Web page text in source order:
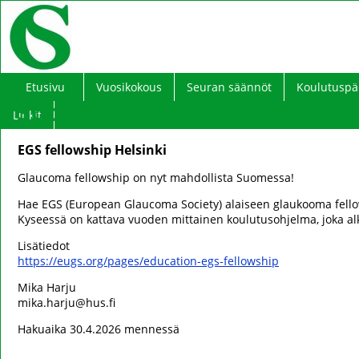
Suomen Glaukoomaseura
Etusivu Vuosikokous Seuran säännöt
Linkit
EGS fellowship Helsinki
Glaucoma fellowship on nyt mahdollista Suomessa!
Hae EGS (European Glaucoma Society) alaiseen glaukooma
Kyseessä on kattava vuoden mittainen koulutusohjelma, joka
Lisätiedot
https://eugs.org/pages/education-egs-fellowship
Mika Harju
mika.harju@hus.fi
Hakuaika 30.4.2026 mennessä